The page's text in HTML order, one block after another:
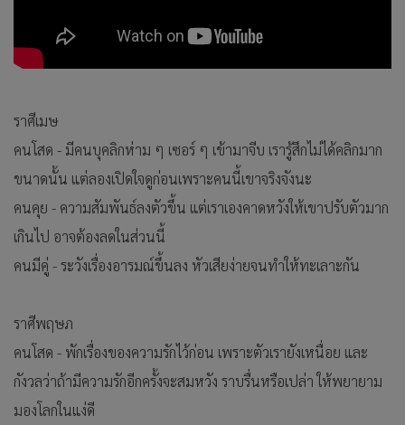
ราศีเมษ
คนโสด - มีคนบุคลิกห่าม ๆ เซอร์ ๆ เข้ามาจีบ เรารู้สึกไม่ได้คลิกมาก
ขนาดนั้น แต่ลองเปิดใจดูก่อนเพราะคนนี้เขาจริงจังนะ
คนคุย - ความสัมพันธ์ลงตัวขึ้น แต่เราเองคาดหวังให้เขาปรับตัวมาก
เกินไป อาจต้องลดในส่วนนี้
คนมีคู่ - ระวังเรื่องอารมณ์ขึ้นลง หัวเสียง่ายจนทำให้ทะเลาะกัน
ราศีพฤษภ
คนโสด - พักเรื่องของความรักไว้ก่อน เพราะตัวเรายังเหนื่อย และ
กังวลว่าถ้ามีความรักอีกครั้งจะสมหวัง ราบรื่นหรือเปล่า ให้พยายาม
มองโลกในแง่ดี